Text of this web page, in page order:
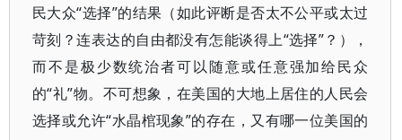
民大众“选择”的结果（如此评断是否太不公平或太过
苛刻？连表达的自由都没有怎能谈得上“选择”？），
而不是极少数统治者可以随意或任意强加给民众
的“礼”物。不可想象，在美国的大地上居住的人民会
选择或允许“水晶棺现象”的存在，又有哪一位美国的